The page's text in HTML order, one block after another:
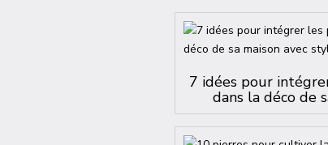
7 idées pour
dans la déco de